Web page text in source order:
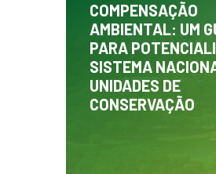
COMPENSAÇÃO
AMBIENTAL: UM
PARA
SISTEMA
UNIDADES DE
CONSERVAÇÃO